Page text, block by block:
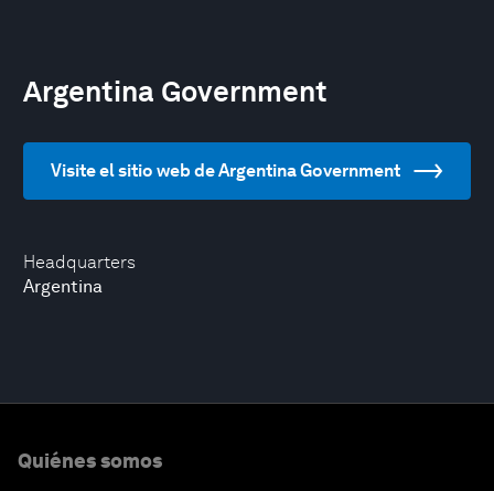
Headquarters
Argentina
Argentina Government
Visite el sitio web de Argentina Government
Quiénes somos